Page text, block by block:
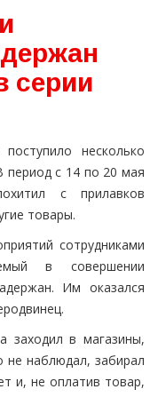
серии
несколько
период с 14 по 20 мая
с прилавков
товары.
сотрудниками
в совершении
Им оказался
заходил в магазины,
не наблюдал, забирал
и, не оплатив товар,